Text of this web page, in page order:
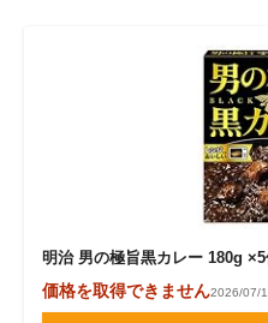
明治 男の極旨黒カレー 180g ×5
価格を取得できません2026/07/